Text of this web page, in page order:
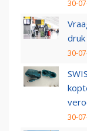
30-
30-
30-